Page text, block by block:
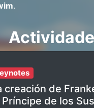
.
creación de
Príncipe de los